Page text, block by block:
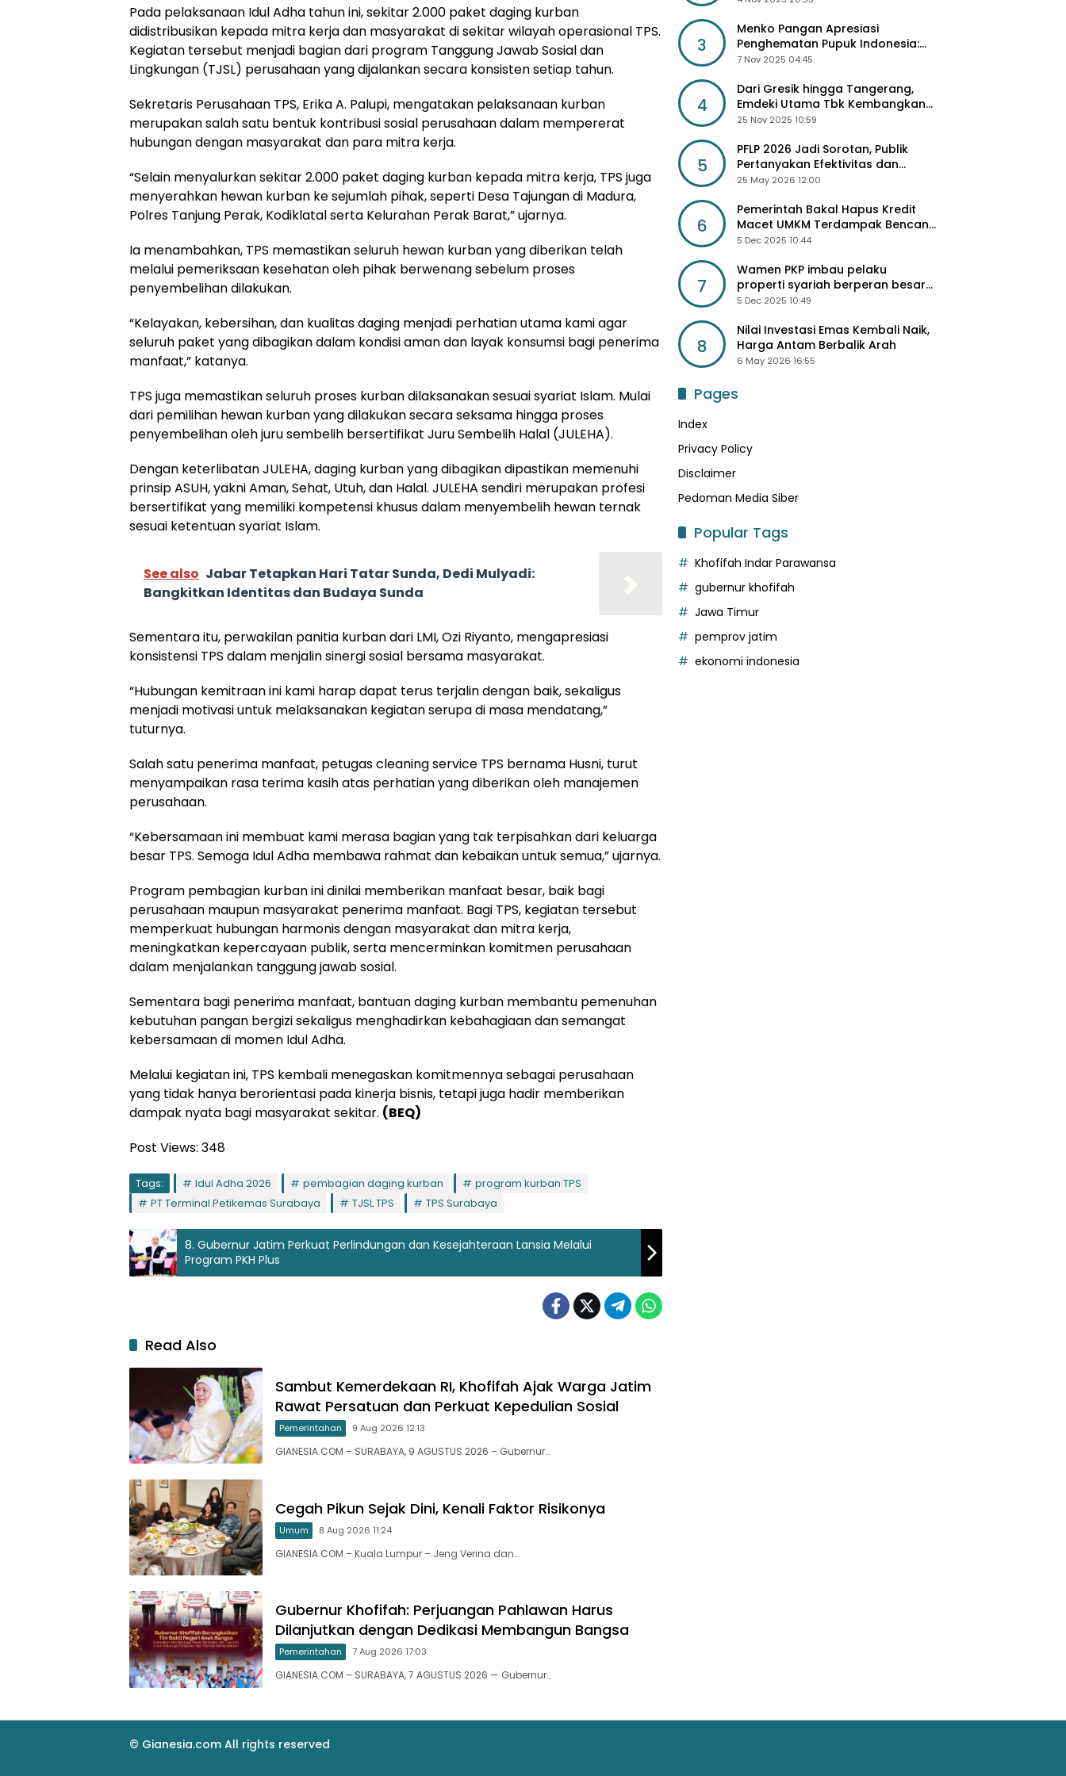
Pada pelaksanaan Idul Adha tahun ini, sekitar 2.000 paket daging kurban
didistribusikan kepada mitra kerja dan masyarakat di sekitar wilayah operasional TPS.
Kegiatan tersebut menjadi bagian dari program Tanggung Jawab Sosial dan
Lingkungan (TJSL) perusahaan yang dijalankan secara konsisten setiap tahun.
Sekretaris Perusahaan TPS, Erika A. Palupi, mengatakan pelaksanaan kurban
merupakan salah satu bentuk kontribusi sosial perusahaan dalam mempererat
hubungan dengan masyarakat dan para mitra kerja.
“Selain menyalurkan sekitar 2.000 paket daging kurban kepada mitra kerja, TPS juga
menyerahkan hewan kurban ke sejumlah pihak, seperti Desa Tajungan di Madura,
Polres Tanjung Perak, Kodiklatal serta Kelurahan Perak Barat,” ujarnya.
Ia menambahkan, TPS memastikan seluruh hewan kurban yang diberikan telah
melalui pemeriksaan kesehatan oleh pihak berwenang sebelum proses
penyembelihan dilakukan.
“Kelayakan, kebersihan, dan kualitas daging menjadi perhatian utama kami agar
seluruh paket yang dibagikan dalam kondisi aman dan layak konsumsi bagi penerima
manfaat,” katanya.
TPS juga memastikan seluruh proses kurban dilaksanakan sesuai syariat Islam. Mulai
dari pemilihan hewan kurban yang dilakukan secara seksama hingga proses
penyembelihan oleh juru sembelih bersertifikat Juru Sembelih Halal (JULEHA).
Dengan keterlibatan JULEHA, daging kurban yang dibagikan dipastikan memenuhi
prinsip ASUH, yakni Aman, Sehat, Utuh, dan Halal. JULEHA sendiri merupakan profesi
bersertifikat yang memiliki kompetensi khusus dalam menyembelih hewan ternak
sesuai ketentuan syariat Islam.
See also Jabar Tetapkan Hari Tatar Sunda, Dedi Mulyadi:
Bangkitkan Identitas dan Budaya Sunda
Sementara itu, perwakilan panitia kurban dari LMI, Ozi Riyanto, mengapresiasi
konsistensi TPS dalam menjalin sinergi sosial bersama masyarakat.
“Hubungan kemitraan ini kami harap dapat terus terjalin dengan baik, sekaligus
menjadi motivasi untuk melaksanakan kegiatan serupa di masa mendatang,”
tuturnya.
Salah satu penerima manfaat, petugas cleaning service TPS bernama Husni, turut
menyampaikan rasa terima kasih atas perhatian yang diberikan oleh manajemen
perusahaan.
“Kebersamaan ini membuat kami merasa bagian yang tak terpisahkan dari keluarga
besar TPS. Semoga Idul Adha membawa rahmat dan kebaikan untuk semua,” ujarnya.
Program pembagian kurban ini dinilai memberikan manfaat besar, baik bagi
perusahaan maupun masyarakat penerima manfaat. Bagi TPS, kegiatan tersebut
memperkuat hubungan harmonis dengan masyarakat dan mitra kerja,
meningkatkan kepercayaan publik, serta mencerminkan komitmen perusahaan
dalam menjalankan tanggung jawab sosial.
Sementara bagi penerima manfaat, bantuan daging kurban membantu pemenuhan
kebutuhan pangan bergizi sekaligus menghadirkan kebahagiaan dan semangat
kebersamaan di momen Idul Adha.
Melalui kegiatan ini, TPS kembali menegaskan komitmennya sebagai perusahaan
yang tidak hanya berorientasi pada kinerja bisnis, tetapi juga hadir memberikan
dampak nyata bagi masyarakat sekitar. (BEQ)
Post Views: 348
Tags: Idul Adha 2026 pembagian daging kurban
program kurban TPS
PT Terminal Petikemas Surabaya
TJSL TPS TPS Surabaya
8. Gubernur Jatim Perkuat Perlindungan dan Kesejahteraan Lansia Melalui
Program PKH Plus
Read Also
Sambut Kemerdekaan RI, Khofifah Ajak Warga Jatim
Rawat Persatuan dan Perkuat Kepedulian Sosial
Pemerintahan 9 Aug 2026 12:13
GIANESIA.COM – SURABAYA, 9 AGUSTUS 2026 – Gubernur…
Cegah Pikun Sejak Dini, Kenali Faktor Risikonya
Umum 8 Aug 2026 11:24
GIANESIA.COM – Kuala Lumpur – Jeng Verina dan…
Gubernur Khofifah: Perjuangan Pahlawan Harus
Dilanjutkan dengan Dedikasi Membangun Bangsa
Pemerintahan 7 Aug 2026 17:03
GIANESIA.COM – SURABAYA, 7 AGUSTUS 2026 — Gubernur…
3
Menko Pangan Apresiasi
Penghematan Pupuk Indonesia:
Dorong Revitalisasi Pabrik dan
7 Nov 2025 04:45
4
Dari Gresik hingga Tangerang,
Emdeki Utama Tbk Kembangkan
Lini Produk Industri Masa Depan
25 Nov 2025 10:59
5
PFLP 2026 Jadi Sorotan, Publik
Pertanyakan Efektivitas dan
Seleksi Peserta
25 May 2026 12:00
6
Pemerintah Bakal Hapus Kredit
Macet UMKM Terdampak Bencana
Sumatra
5 Dec 2025 10:44
7
Wamen PKP imbau pelaku
properti syariah berperan besar
di 3 Juta Rumah
5 Dec 2025 10:49
8
Nilai Investasi Emas Kembali Naik,
Harga Antam Berbalik Arah
6 May 2026 16:55
Pages
Index
Privacy Policy
Disclaimer
Pedoman Media Siber
Popular Tags
Khofifah Indar Parawansa
gubernur khofifah
Jawa Timur
pemprov jatim
ekonomi indonesia
© Gianesia.com All rights reserved